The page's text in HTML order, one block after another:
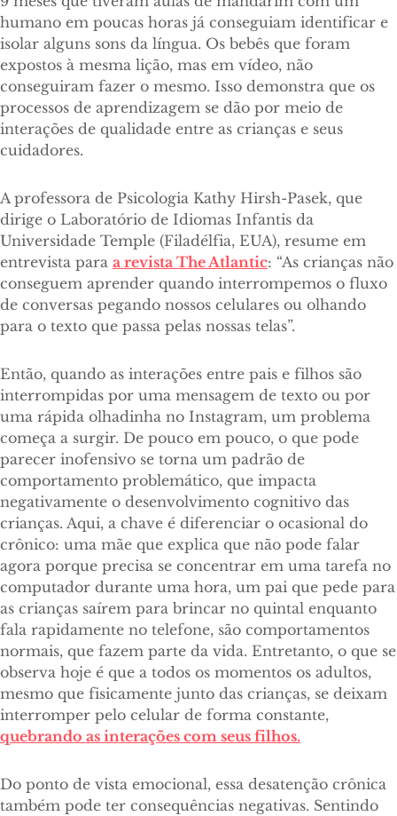
humano em poucas horas já conseguiam identificar e
isolar alguns sons da língua. Os bebês que foram
expostos à mesma lição, mas em vídeo, não
conseguiram fazer o mesmo. Isso demonstra que os
processos de aprendizagem se dão por meio de
interações de qualidade entre as crianças e seus
cuidadores.
A professora de Psicologia Kathy Hirsh-Pasek, que
dirige o Laboratório de Idiomas Infantis da
Universidade Temple (Filadélfia, EUA), resume em
entrevista para a revista The Atlantic: “As crianças não
conseguem aprender quando interrompemos o fluxo
de conversas pegando nossos celulares ou olhando
para o texto que passa pelas nossas telas”.
Então, quando as interações entre pais e filhos são
interrompidas por uma mensagem de texto ou por
uma rápida olhadinha no Instagram, um problema
começa a surgir. De pouco em pouco, o que pode
parecer inofensivo se torna um padrão de
comportamento problemático, que impacta
negativamente o desenvolvimento cognitivo das
crianças. Aqui, a chave é diferenciar o ocasional do
crônico: uma mãe que explica que não pode falar
agora porque precisa se concentrar em uma tarefa no
computador durante uma hora, um pai que pede para
as crianças saírem para brincar no quintal enquanto
fala rapidamente no telefone, são comportamentos
normais, que fazem parte da vida. Entretanto, o que se
observa hoje é que a todos os momentos os adultos,
mesmo que fisicamente junto das crianças, se deixam
interromper pelo celular de forma constante,
quebrando as interações com seus filhos.
Do ponto de vista emocional, essa desatenção crônica
também pode ter consequências negativas. Sentindo